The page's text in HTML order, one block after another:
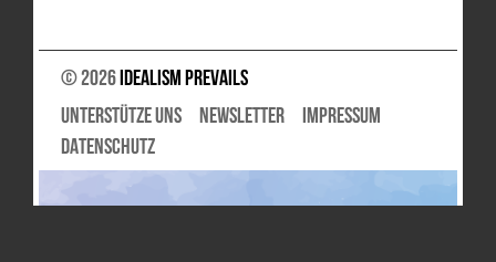
© 2026Idealism Prevails
UNTERSTÜTZE UNS
NEWSLETTER
IMPRESSUM
DATENSCHUTZ